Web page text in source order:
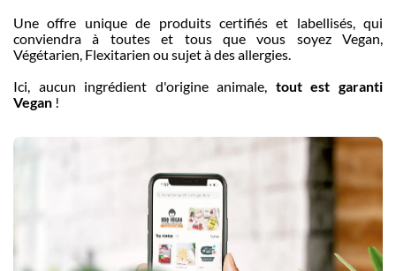
Une offre unique de produits certifiés et labellisés, qui
conviendra à toutes et tous que vous soyez Vegan,
Végétarien, Flexitarien ou sujet à des allergies.
Ici, aucun ingrédient d'origine animale, tout est garanti
Vegan !